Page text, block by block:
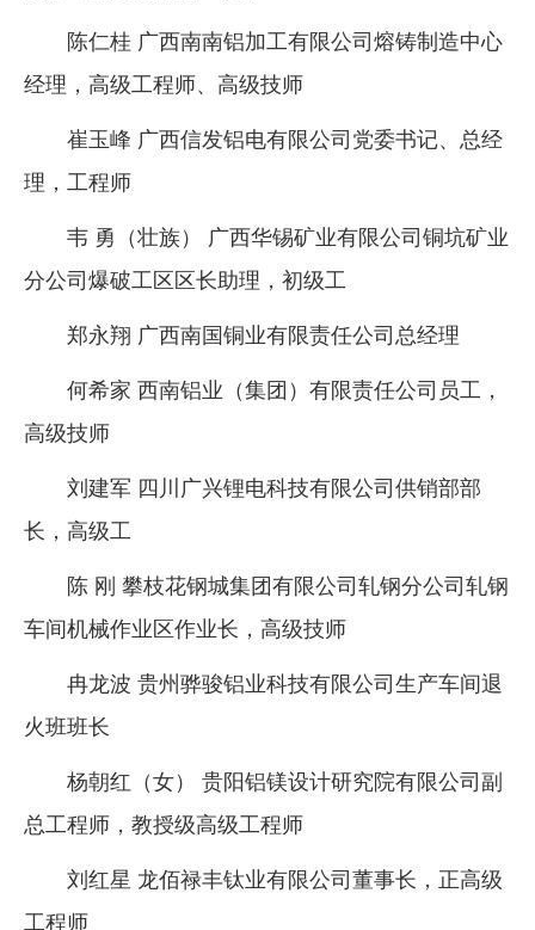
陈仁桂 广西南南铝加工有限公司熔铸制造中心
经理，高级工程师、高级技师
崔玉峰 广西信发铝电有限公司党委书记、总经
理，工程师
韦 勇（壮族） 广西华锡矿业有限公司铜坑矿业
分公司爆破工区区长助理，初级工
郑永翔 广西南国铜业有限责任公司总经理
何希家 西南铝业（集团）有限责任公司员工，
高级技师
刘建军 四川广兴锂电科技有限公司供销部部
长，高级工
陈 刚 攀枝花钢城集团有限公司轧钢分公司轧钢
车间机械作业区作业长，高级技师
冉龙波 贵州骅骏铝业科技有限公司生产车间退
火班班长
杨朝红（女） 贵阳铝镁设计研究院有限公司副
总工程师，教授级高级工程师
刘红星 龙佰禄丰钛业有限公司董事长，正高级
工程师